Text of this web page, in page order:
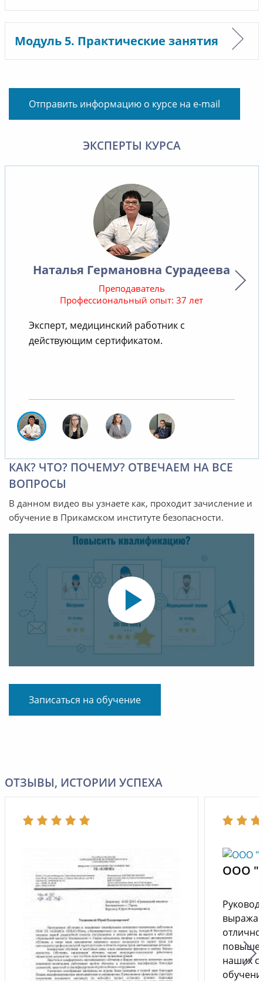
Модуль 5. Практические занятия
Отправить информацию о курсе на e-mail
ЭКСПЕРТЫ КУРСА
Наталья Германовна Сурадеева
Преподаватель
Профессиональный опыт: 37 лет
Эксперт, медицинский работник с
действующим сертификатом.
КАК? ЧТО? ПОЧЕМУ? ОТВЕЧАЕМ НА ВСЕ
ВОПРОСЫ
В данном видео вы узнаете как, проходит зачисление и
обучение в Прикамском институте безопасности.
Записаться на обучение
ОТЗЫВЫ, ИСТОРИИ УСПЕХА
ООО
наших